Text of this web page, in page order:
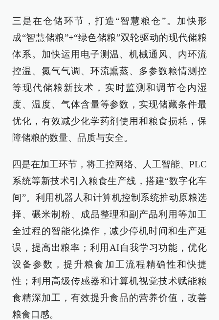
三是在仓储环节，打造“智慧粮仓”。加快形
成“智慧储粮”+“绿色储粮”双轮驱动的现代储粮
体系。加快运用电子测温、机械通风、内环流
控温、氮气气调、环流熏蒸、多参数粮情测控
等现代储粮新技术，实时监测和调节仓内湿
度、温度、气体含量等参数，实现储藏条件最
优化，有效减少化学药剂使用和粮食损耗，保
障储粮的数量、品质与安全。
四是在加工环节，将工控网络、人工智能、PLC
系统等新技术引入粮食生产线，搭建“数字化车
间”。利用机器人和计算机控制系统推动原粮选
择、碾米制粉、成品整理和副产品利用等加工
全过程的智能化操作，减少停机时间和生产延
误，提高出粮率；利用AI自我学习功能，优化
设备参数，提升粮食加工流程精确性和快捷
性；利用高级传感器和计算机视觉技术赋能粮
食精深加工，有效提升食品的营养价值，改善
粮食口感。